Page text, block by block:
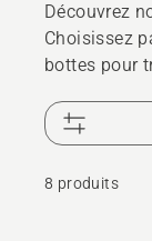
Découvrez
Choisissez
bottes pour
8 produits